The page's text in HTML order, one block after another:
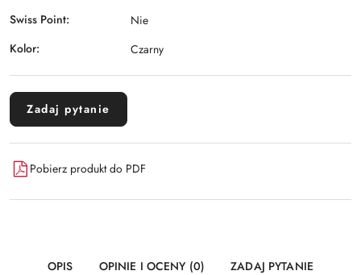
Swiss Point:
Nie
Kolor:
Czarny
Zadaj pytanie
Pobierz produkt do PDF
OPIS OPINIE I OCENY (0) ZADAJ PYTANIE